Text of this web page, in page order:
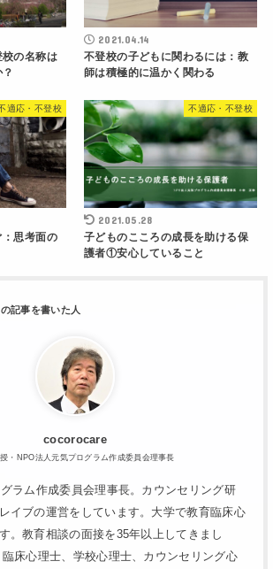
校の名称は
2021.04.14
不登校の子どもに関わるには：教
師は積極的に温かく関わる
適応・不登校
思考面の
不適応・不登校
2021.05.28
子どものこころの成長を助ける保
護者①安心していること
cocorocare
・NPO法人元気プログラム作成委員会理事長
ラム作成委員会理事長。カウンセリング研
イブの運営をしています。大学で教育臨床心
。教育相談の面接を35年以上してきまし
床心理士、学校心理士、カウンセリング心